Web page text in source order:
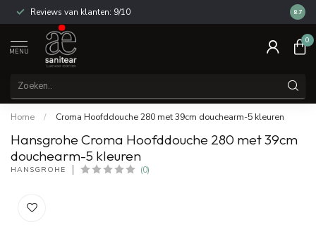
Reviews van klanten: 9/10 14
8.7
MENU
0
Home / Croma Hoofddouche 280 met 39cm douchearm-5 kleuren
Hansgrohe Croma Hoofddouche 280 met 39cm
douchearm-5 kleuren
HANSGROHE (0)